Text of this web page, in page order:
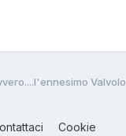
Valvolo
Cookie